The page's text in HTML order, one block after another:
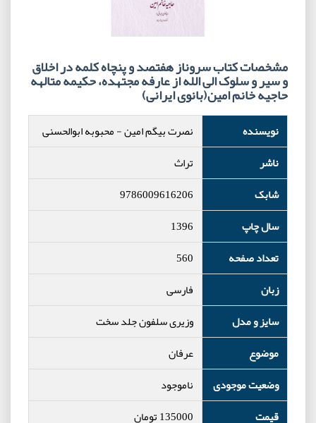
مشخصات کتاب سروناز هفتصد و پنچاه کلمه در اخلاق
و سیر و سلوک الی الله از عارفه مجتهده، حکیمه متالهه
حاجیه خانم امین(بانوی ایرانی)
نویسنده نصرت بیگم امین-محبوبه ابوالحسنی
ناشر
تراث
شابک
9786009616206
سال چاپ
1396
تعداد صفحه
560
زبان
فارسی
سایز و مدل
وزیری سلفون جلد سخت
موضوع
عرفان
وضعیت موجودی
ناموجود
قیمت
135000تومان